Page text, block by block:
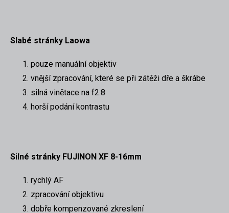
Slabé stránky Laowa
pouze manuální objektiv
vnější zpracování, které se při zátěži dře a škrábe
silná vinětace na f2.8
horší podání kontrastu
Silné stránky FUJINON XF 8-16mm
rychlý AF
zpracování objektivu
dobře kompenzované zkreslení